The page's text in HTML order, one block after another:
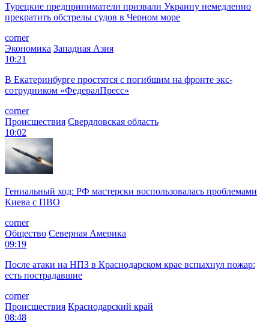
Турецкие предприниматели призвали Украину немедленно
прекратить обстрелы судов в Черном море
corner
Экономика Западная Азия
10:21
В Екатеринбурге простятся с погибшим на фронте экс-
сотрудником «ФедералПресс»
corner
Происшествия Свердловская область
10:02
Гениальный ход: РФ мастерски воспользовалась проблемами
Киева с ПВО
corner
Общество Северная Америка
09:19
После атаки на НПЗ в Краснодарском крае вспыхнул пожар:
есть пострадавшие
corner
Происшествия Краснодарский край
08:48